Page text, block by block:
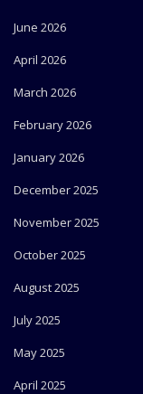
June 2026
April 2026
March 2026
February 2026
January 2026
December 2025
November 2025
October 2025
August 2025
July 2025
May 2025
April 2025